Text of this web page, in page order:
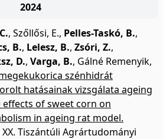
2024
, Szőllősi, E., Pelles-Taskó, B.,
B., Lelesz, B., Zsóri, Z.,
D., Varga, B., Gálné Remenyik,
szénhidrát
hatásainak vizsgálata ageing
of sweet corn on
in ageing rat model.
Tiszántúli Agrártudományi